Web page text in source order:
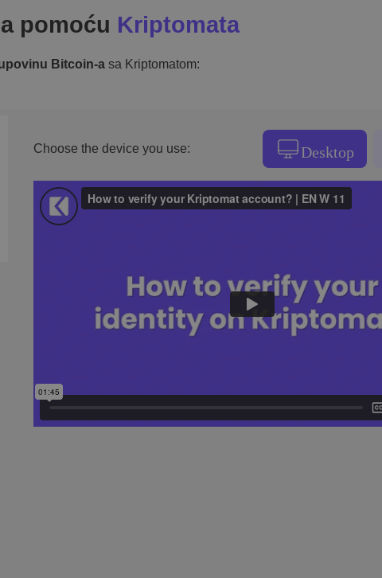
pomoću Kriptomata
Bitcoin-asa Kriptomatom:
Choose the device you use: Desktop